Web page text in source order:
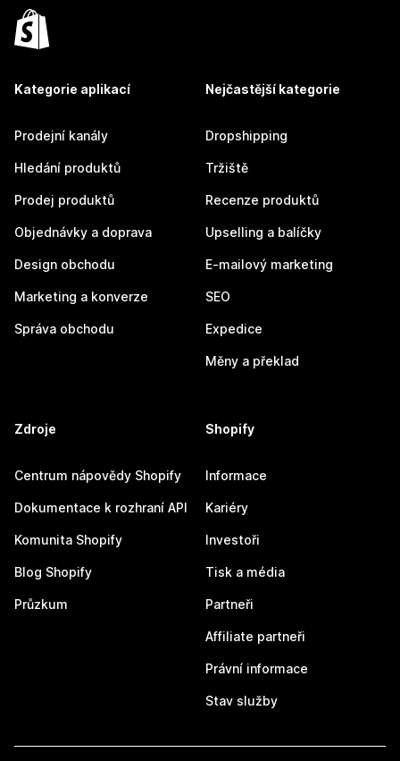
Kategorie aplikací
Prodejní kanály
Hledání produktů
Prodej produktů
Objednávky a doprava
Design obchodu
Marketing a konverze
Správa obchodu
Nejčastější kategorie
Dropshipping
Tržiště
Recenze produktů
Upselling a balíčky
E-mailový marketing
SEO
Expedice
Měny a překlad
Zdroje
Centrum nápovědy Shopify
Dokumentace k rozhraní API
Komunita Shopify
Blog Shopify
Průzkum
Shopify
Informace
Kariéry
Investoři
Tisk a média
Partneři
Affiliate partneři
Právní informace
Stav služby